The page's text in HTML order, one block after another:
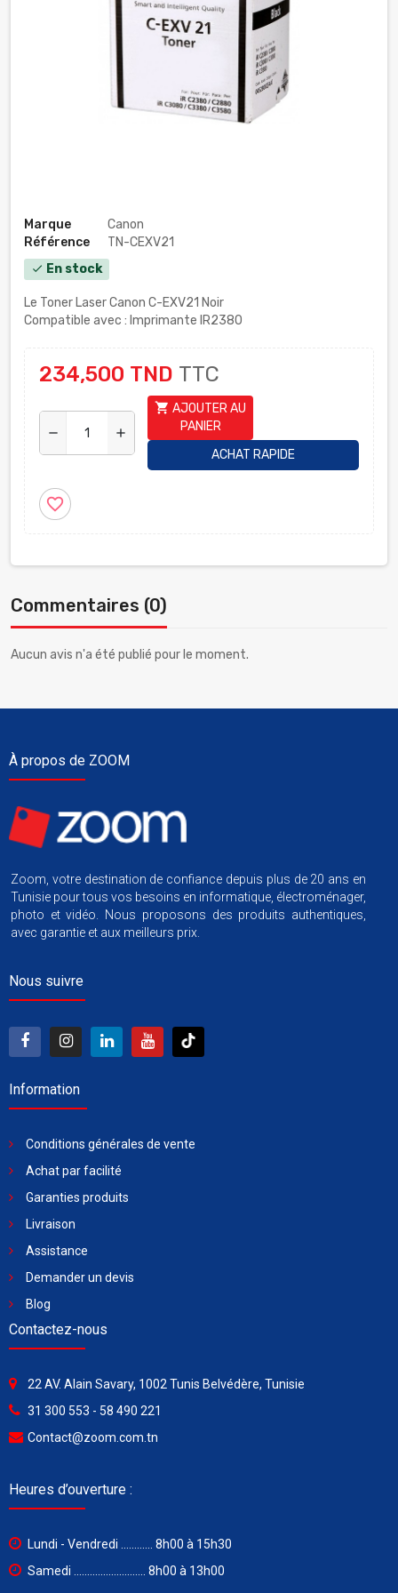
Marque
Canon
Référence
TN-CEXV21
check En stock
Le Toner Laser Canon C-EXV21 Noir
Compatible avec : Imprimante IR2380
234,500 TND TTC
remove add
shopping_cart AJOUTER AU
PANIER
ACHAT RAPIDE
favorite_border
Commentaires (0)
Aucun avis n'a été publié pour le moment.
À propos de ZOOM
Zoom, votre destination de confiance depuis plus de 20 ans en
Tunisie pour tous vos besoins en informatique, électroménager,
photo et vidéo. Nous proposons des produits authentiques,
avec garantie et aux meilleurs prix.
Nous suivre
Information
Conditions générales de vente
Achat par facilité
Garanties produits
Livraison
Assistance
Demander un devis
Blog
Contactez-nous
22 AV. Alain Savary, 1002 Tunis Belvédère, Tunisie
31 300 553 - 58 490 221
Contact@zoom.com.tn
Heures d’ouverture :
Lundi - Vendredi ............ 8h00 à 15h30
Samedi ........................... 8h00 à 13h00